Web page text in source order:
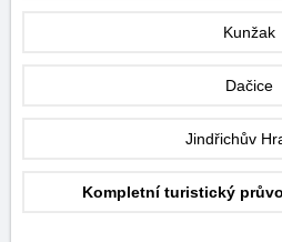
Kunžak
Dačice
Jindřichův
Kompletní turistický